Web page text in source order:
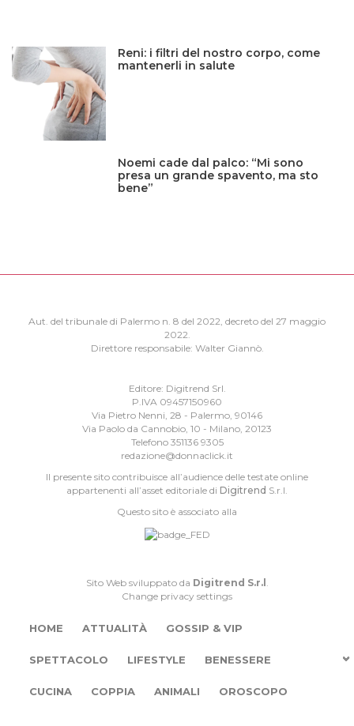
Reni: i filtri del nostro corpo, come
mantenerli in salute
Noemi cade dal palco: “Mi sono
presa un grande spavento, ma sto
bene”
Aut. del tribunale di Palermo n. 8 del 2022, decreto del 27 maggio
2022.
Direttore responsabile: Walter Giannò.
Editore: Digitrend Srl.
P.IVA 09457150960
Via Pietro Nenni, 28 - Palermo, 90146
Via Paolo da Cannobio, 10 - Milano, 20123
Telefono 351136 9305
redazione@donnaclick.it
Il presente sito contribuisce all’audience delle testate online
appartenenti all’asset editoriale di Digitrend S.r.l.
Questo sito è associato alla
Sito Web sviluppato da Digitrend S.r.l
Change privacy settings
HOME ATTUALITÀ GOSSIP & VIP
SPETTACOLO LIFESTYLE BENESSERE
CUCINA COPPIA ANIMALI OROSCOPO